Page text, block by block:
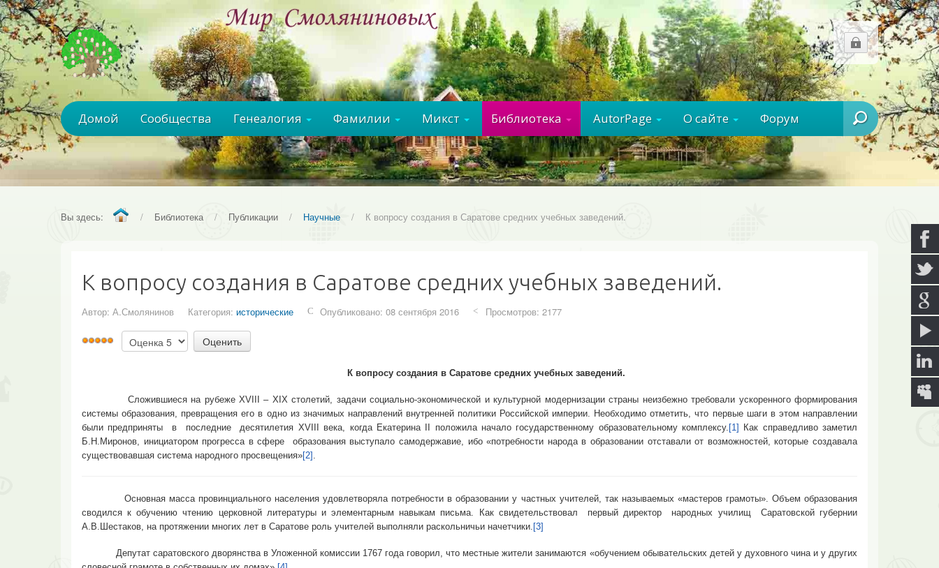
Домой Сообщества Генеалогия Фамилии Микст Библиотека AutorPage О сайте Форум
Вы здесь: / Библиотека / Публикации / Научные / К вопросу создания в Саратове средних учебных заведений.
К вопросу создания в Саратове средних учебных заведений.
Автор: А.Смолянинов Категория: исторические Опубликовано: 08 сентября 2016 Просмотров: 2177
Рейтинг:
Пожалуйста,
оцените
К вопросу создания в Саратове средних учебных заведений.
Сложившиеся на рубеже XVIII – ХIХ столетий, задачи социально-экономической и культурной модернизации страны неизбежно требовали ускоренного формирования
системы образования, превращения его в одно из значимых направлений внутренней политики Российской империи. Необходимо отметить, что первые шаги в этом направлении
были предприняты в последние десятилетия XVIII века, когда Екатерина II положила начало государственному образовательному комплексу. [1]
Как справедливо заметил
Б.Н.Миронов, инициатором прогресса в сфере образования выступало самодержавие, ибо «потребности народа в образовании отставали от возможностей, которые создавала
существовавшая система народного просвещения»[2] .
Основная масса провинциального населения удовлетворяла потребности в образовании у частных учителей, так называемых «мастеров грамоты». Объем образования
сводился к обучению чтению церковной литературы и элементарным навыкам письма. Как свидетельствовал первый директор народных училищ Саратовской губернии
А.В.Шестаков, на протяжении многих лет в Саратове роль учителей выполняли раскольничьи начетчики. [3]
Депутат саратовского дворянства в Уложенной комиссии 1767 года говорил, что местные жители занимаются «обучением обывательских детей у духовного чина и у других